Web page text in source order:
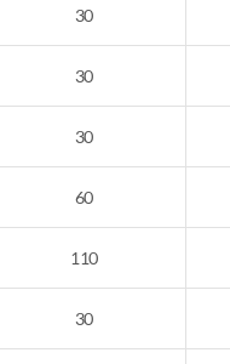
30
30
30
60
110
30